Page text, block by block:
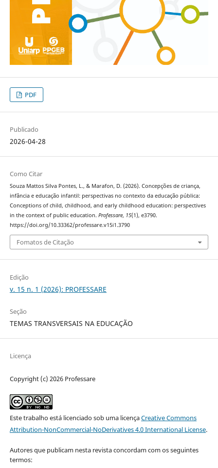
PDF
Publicado
2026-04-28
Como Citar
Souza Mattos Silva Pontes, L., & Marafon, D. (2026). Concepções de criança,
infância e educação infantil: perspectivas no contexto da educação pública:
Conceptions of child, childhood, and early childhood education: perspectives
in the context of public education. Professare, 15(1), e3790.
https://doi.org/10.33362/professare.v15i1.3790
Fomatos de Citação
Edição
v. 15 n. 1 (2026): PROFESSARE
Seção
TEMAS TRANSVERSAIS NA EDUCAÇÃO
Licença
Copyright (c) 2026 Professare
Este trabalho está licenciado sob uma licençaCreative Commons
Attribution-NonCommercial-NoDerivatives 4.0 International License.
Autores que publicam nesta revista concordam com os seguintes
termos: